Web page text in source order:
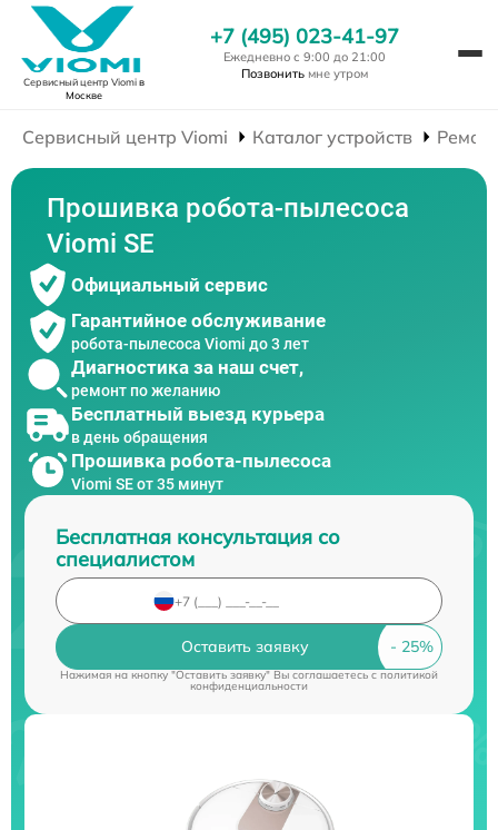
Сервисный центр Viomiв
Москве
+7 (495) 023-41-97
Ежедневно с 9:00 до 21:00
Позвонить мне утром
Сервисный центр Viomi Каталог устройств
Прошивка робота-пылесоса
Viomi SE
Официальный сервис
Гарантийное обслуживание
робота-пылесоса Viomi до 3 лет
Диагностика за наш счет,
ремонт по желанию
Бесплатный выезд курьера
в день обращения
Прошивка робота-пылесоса
Viomi SE от 35 минут
Бесплатная консультация со
специалистом
Оставить заявку
Нажимая на кнопку "Оставить заявку" Вы соглашаетесь cполитикой
конфиденциальности